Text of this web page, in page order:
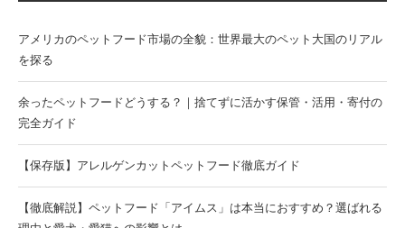
アメリカのペットフード市場の全貌：世界最大のペット大国のリアル
を探る
余ったペットフードどうする？｜捨てずに活かす保管・活用・寄付の
完全ガイド
【保存版】アレルゲンカットペットフード徹底ガイド
【徹底解説】ペットフード「アイムス」は本当におすすめ？選ばれる